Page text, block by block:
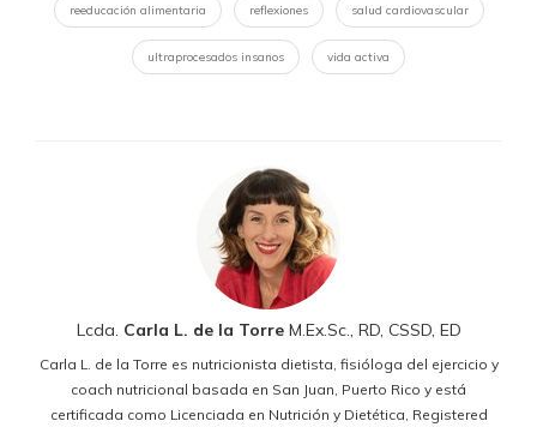
reeducación alimentaria reflexiones salud cardiovascular
ultraprocesados insanos vida activa
Lcda. Carla L. de la TorreM.Ex.Sc., RD, CSSD, ED
Carla L. de la Torre es nutricionista dietista, fisióloga del ejercicio y
coach nutricional basada en San Juan, Puerto Rico y está
certificada como Licenciada en Nutrición y Dietética, Registered